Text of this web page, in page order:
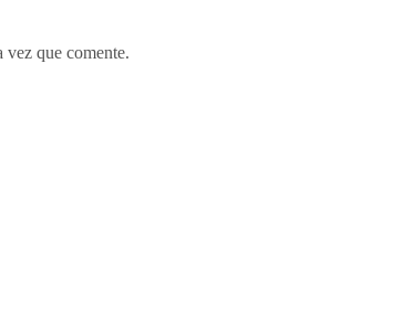
que comente.